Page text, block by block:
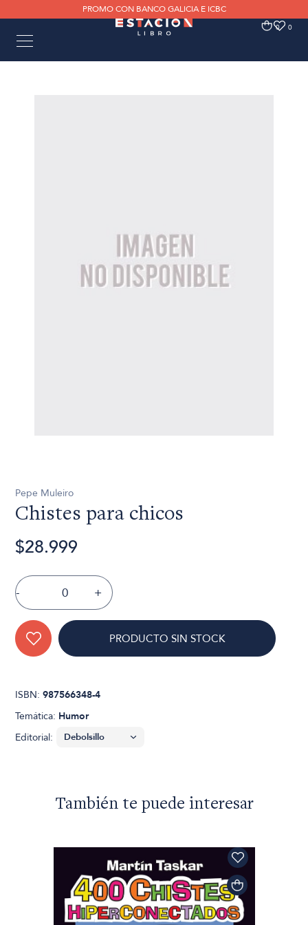
PROMO CON BANCO GALICIA E ICBC
0 0
Pepe Muleiro
Chistes para chicos
$28.999
- +
PRODUCTO SIN STOCK
ISBN:987566348-4
Temática: Humor
Editorial:
También te puede interesar